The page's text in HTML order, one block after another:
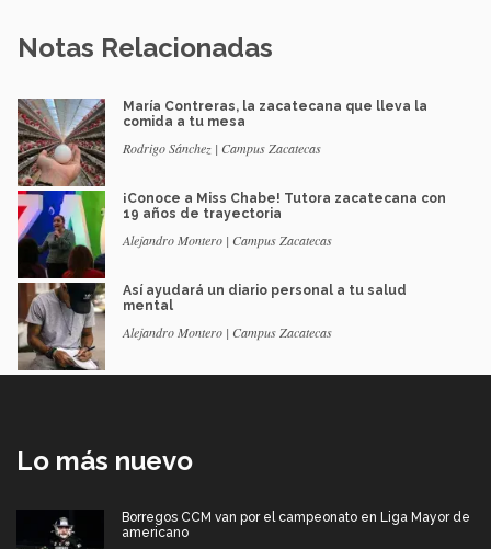
Notas Relacionadas
María Contreras, la zacatecana que lleva la
comida a tu mesa
Rodrigo Sánchez | Campus Zacatecas
¡Conoce a Miss Chabe! Tutora zacatecana con
19 años de trayectoria
Alejandro Montero | Campus Zacatecas
Así ayudará un diario personal a tu salud
mental
Alejandro Montero | Campus Zacatecas
Lo más nuevo
Borregos CCM van por el campeonato en Liga Mayor de
americano